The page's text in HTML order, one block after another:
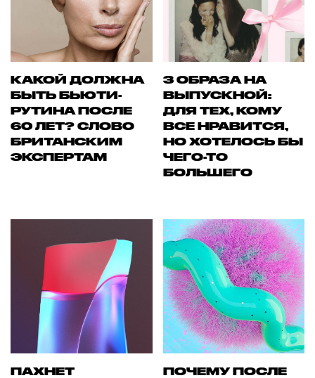
КАКОЙ ДОЛЖНА
БЫТЬ БЬЮТИ-
РУТИНА ПОСЛЕ
60 ЛЕТ? СЛОВО
БРИТАНСКИМ
ЭКСПЕРТАМ
3 ОБРАЗА НА
ВЫПУСКНОЙ:
ДЛЯ ТЕХ, КОМУ
ВСЕ НРАВИТСЯ,
НО ХОТЕЛОСЬ БЫ
ЧЕГО-ТО
БОЛЬШЕГО
ПАХНЕТ
ПОЧЕМУ ПОСЛЕ